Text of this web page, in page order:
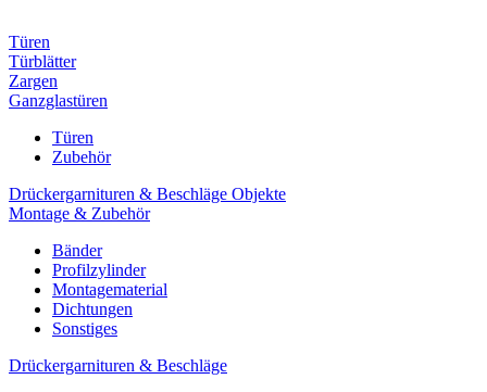
Türen
Türblätter
Zargen
Ganzglastüren
Türen
Zubehör
Drückergarnituren & Beschläge Objekte
Montage & Zubehör
Bänder
Profilzylinder
Montagematerial
Dichtungen
Sonstiges
Drückergarnituren & Beschläge